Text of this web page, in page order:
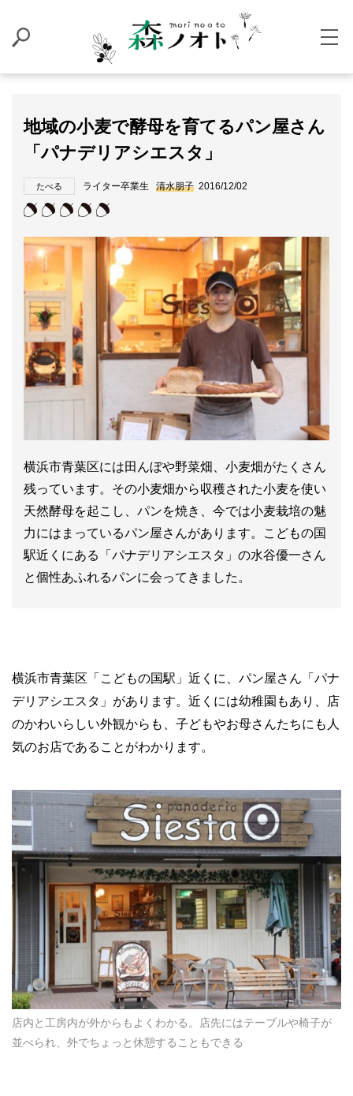
地域の小麦で酵母を育てるパン屋さん
「パナデリアシエスタ」
たべる ライター卒業生 清水朋子 2016/12/02
横浜市青葉区には田んぼや野菜畑、小麦畑がたくさん
残っています。その小麦畑から収穫された小麦を使い
天然酵母を起こし、パンを焼き、今では小麦栽培の魅
力にはまっているパン屋さんがあります。こどもの国
駅近くにある「パナデリアシエスタ」の水谷優一さん
と個性あふれるパンに会ってきました。
横浜市青葉区「こどもの国駅」近くに、パン屋さん「パナ
デリアシエスタ」があります。近くには幼稚園もあり、店
のかわいらしい外観からも、子どもやお母さんたちにも人
気のお店であることがわかります。
店内と工房内が外からもよくわかる。店先にはテーブルや椅子が
並べられ、外でちょっと休憩することもできる